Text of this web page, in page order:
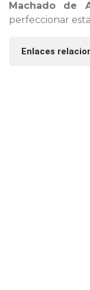
Machado de
perfeccionar
Enlaces